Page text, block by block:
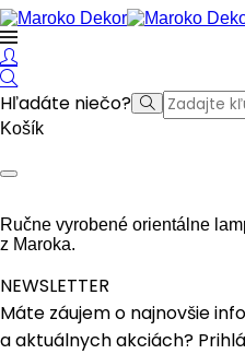
Hľadáte niečo?
Košík
Ručne vyrobené orientálne
z Maroka.
NEWSLETTER
Máte záujem o najnovšie
a aktuálnych akciách?